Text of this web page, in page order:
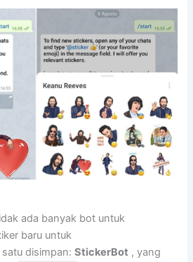
ada banyak bot untuk
baru untuk
satu disimpan:StickerBot , yang